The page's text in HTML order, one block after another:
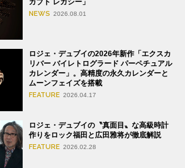
NEWS 2026.08.01
ロジェ・デュブイの2026年新作「エクスカ
リバー バイレトログラード パーペチュアル
カレンダー」。高精度の永久カレンダーと
ムーンフェイズを搭載
FEATURE 2026.04.17
ロジェ・デュブイの〝真面目〟な高級時計
作りをロック福田と広田雅将が徹底解説
FEATURE 2026.02.28